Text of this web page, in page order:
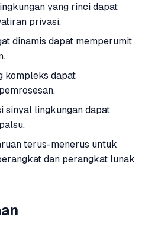
yang rinci dapat
privasi.
dinamis dapat memperumit
kompleks dapat
sinyal lingkungan dapat
terus-menerus untuk
dan perangkat lunak